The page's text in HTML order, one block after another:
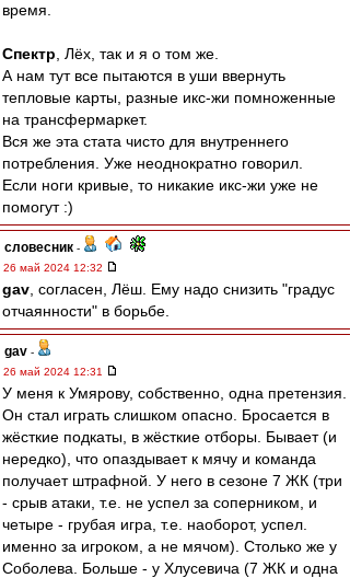
время.
Спектр , Лёх, так и я о том же.
А нам тут все пытаются в уши ввернуть
тепловые карты, разные икс-жи помноженные
на трансфермаркет.
Вся же эта стата чисто для внутреннего
потребления. Уже неоднократно говорил.
Если ноги кривые, то никакие икс-жи уже не
помогут :)
словесник -
26 май 2024 12:32
gav , согласен, Лёш. Ему надо снизить "градус
отчаянности" в борьбе.
gav -
26 май 2024 12:31
У меня к Умярову, собственно, одна претензия.
Он стал играть слишком опасно. Бросается в
жёсткие подкаты, в жёсткие отборы. Бывает (и
нередко), что опаздывает к мячу и команда
получает штрафной. У него в сезоне 7 ЖК (три
- срыв атаки, т.е. не успел за соперником, и
четыре - грубая игра, т.е. наоборот, успел.
именно за игроком, а не мячом). Столько же у
Соболева. Больше - у Хлусевича (7 ЖК и одна